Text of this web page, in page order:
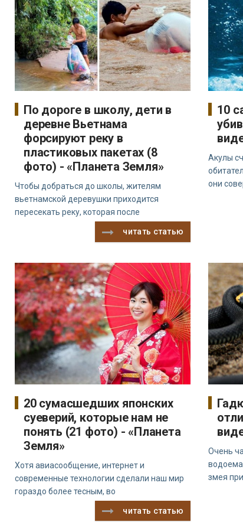
По дороге в школу, дети в
деревне Вьетнама
форсируют реку в
пластиковых пакетах (8
фото) - «Планета Земля»
Чтобы добраться до школы, жителям
вьетнамской деревушки приходится
пересекать реку, которая после
читать статью
10
Акулы
они
20 сумасшедших японских
суеверий, которые нам не
понять (21 фото) - «Планета
Земля»
Хотя авиасообщение, интернет и
современные технологии сделали наш мир
гораздо более тесным, во
читать статью
Очень
змея